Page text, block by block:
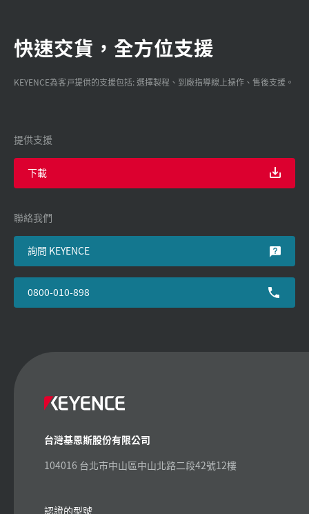
快速交貨，全方位支援
KEYENCE為客戸提供的支援包括: 選擇製程、到廠指導線上操作、售後支援。
提供支援
下載
聯絡我們
詢問 KEYENCE
0800-010-898
台灣基恩斯股份有限公司
104016 台北市中山區中山北路二段42號12樓
認證的型號